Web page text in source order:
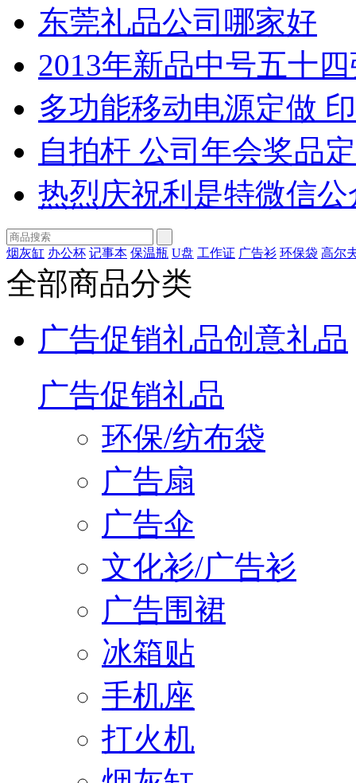
东莞礼品公司哪家好
2013年新品中号五十
多功能移动电源定做
自拍杆 公司年会奖品
热烈庆祝利是特微信
烟灰缸 办公杯 记事本 保温瓶 U盘 工作证 广告衫 环保袋 高尔
全部商品分类
广告促销礼品创意礼品
广告促销礼品
环保/纺布袋
广告扇
广告伞
文化衫/广告衫
广告围裙
冰箱贴
手机座
打火机